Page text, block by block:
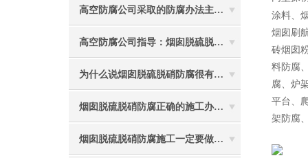
高空防腐公司采取的防腐办法主要有哪些？
高空防腐公司指导：烟囱脱硫脱硝防腐施工要注意些什么？
为什么说烟囱脱硫脱硝防腐很有必要
烟囱脱硫脱硝防腐正确的施工办法由高空防腐公司说与你听
烟囱脱硫脱硝防腐施工一定要做好防护工作
涂料、
烟囱刷
砖烟囱
料防腐
腐、炉
平台、
架防腐